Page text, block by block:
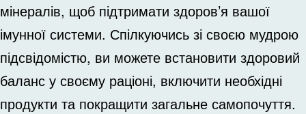
мінералів, щоб підтримати здоров’я вашої
імунної системи. Спілкуючись зі своєю мудрою
підсвідомістю, ви можете встановити здоровий
баланс у своєму раціоні, включити необхідні
продукти та покращити загальне самопочуття.